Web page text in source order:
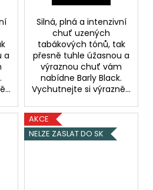
a
Silná, plná a intenzivní
chuť uzených
tabákových tónů, tak
přesně tuhle úžasnou a
výraznou chuť vám
nabídne Barly Black.
Vychutnejte si výrazně...
AKCE
NELZE ZASLAT DO SK